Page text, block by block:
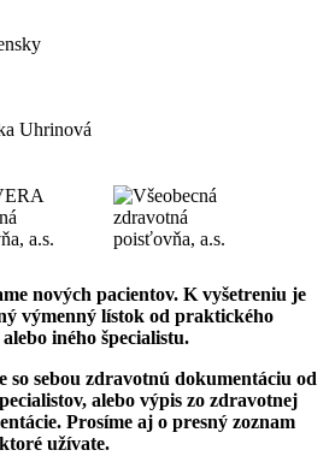
Uhrinová
nových pacientov. K vyšetreniu je
výmenný lístok od praktického
iného špecialistu.
so sebou zdravotnú dokumentáciu od
alebo výpis zo zdravotnej
Prosíme aj o presný zoznam
užívate.